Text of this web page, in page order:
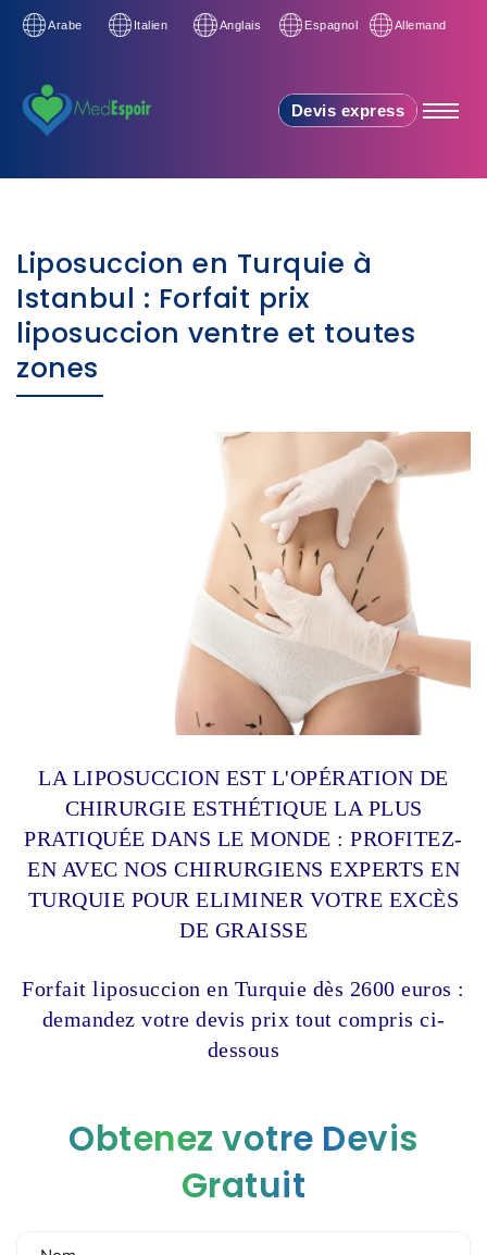
Arabe Italien Anglais Espagnol Allemand
Devis express
Liposuccion en Turquie à
Istanbul : Forfait prix
liposuccion ventre et toutes
zones
LA LIPOSUCCION EST L'OPÉRATION DE
CHIRURGIE ESTHÉTIQUE LA PLUS
PRATIQUÉE DANS LE MONDE : PROFITEZ-
EN AVEC NOS CHIRURGIENS EXPERTS EN
TURQUIE POUR ELIMINER VOTRE EXCÈS
DE GRAISSE
Forfait liposuccion en Turquie dès 2600 euros :
demandez votre devis prix tout compris ci-
dessous
Obtenez votre Devis
Gratuit